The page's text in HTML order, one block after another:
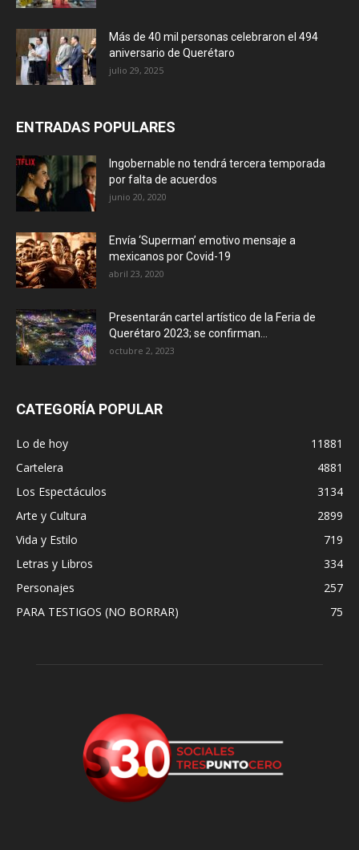
Más de 40 mil personas celebraron el 494
aniversario de Querétaro
julio 29, 2025
ENTRADAS POPULARES
Ingobernable no tendrá tercera temporada
por falta de acuerdos
junio 20, 2020
Envía ‘Superman’ emotivo mensaje a
mexicanos por Covid-19
abril 23, 2020
Presentarán cartel artístico de la Feria de
Querétaro 2023; se confirman...
octubre 2, 2023
CATEGORÍA POPULAR
Lo de hoy
11881
Cartelera
4881
Los Espectáculos
3134
Arte y Cultura
2899
Vida y Estilo
719
Letras y Libros
334
Personajes
257
PARA TESTIGOS (NO BORRAR)
75